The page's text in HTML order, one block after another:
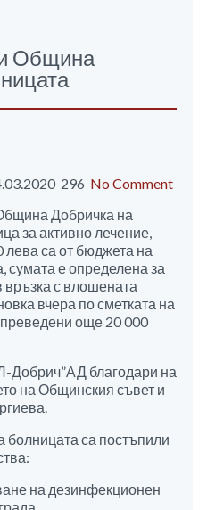
Община
296 No Comment
Добричка на
за активно лечение,
лева са от бюджета на
сумата е определена за
връзка с влошената
вчера по сметката на
още 20 000
Добрич”АД благодари на
на Общинския съвет и
болницата са постъпили
на дезинфекционен